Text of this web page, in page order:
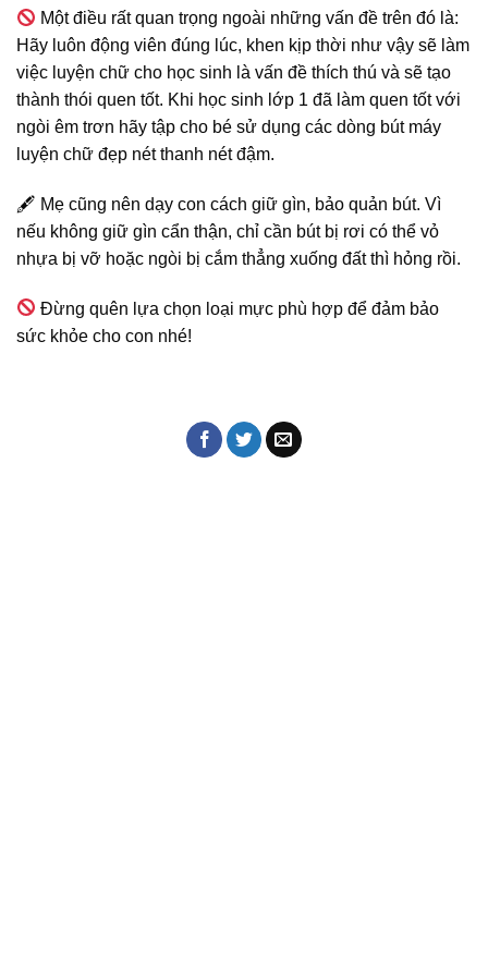
Một điều rất quan trọng ngoài những vấn đề trên đó là:
Hãy luôn động viên đúng lúc, khen kịp thời như vậy sẽ làm
việc luyện chữ cho học sinh là vấn đề thích thú và sẽ tạo
thành thói quen tốt. Khi học sinh lớp 1 đã làm quen tốt với
ngòi êm trơn hãy tập cho bé sử dụng các dòng bút máy
luyện chữ đẹp nét thanh nét đậm.
🖋 Mẹ cũng nên dạy con cách giữ gìn, bảo quản bút. Vì
nếu không giữ gìn cẩn thận, chỉ cần bút bị rơi có thể vỏ
nhựa bị vỡ hoặc ngòi bị cắm thẳng xuống đất thì hỏng rồi.
Đừng quên lựa chọn loại mực phù hợp để đảm bảo
sức khỏe cho con nhé!